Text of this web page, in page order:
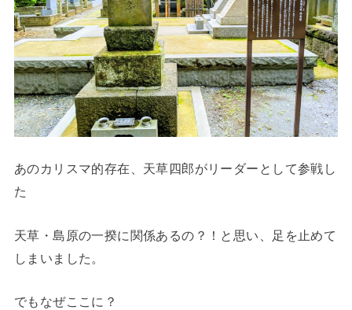
あのカリスマ的存在、天草四郎がリーダーとして参戦し
た
天草・島原の一揆に関係あるの？！と思い、足を止めて
しまいました。
でもなぜここに？